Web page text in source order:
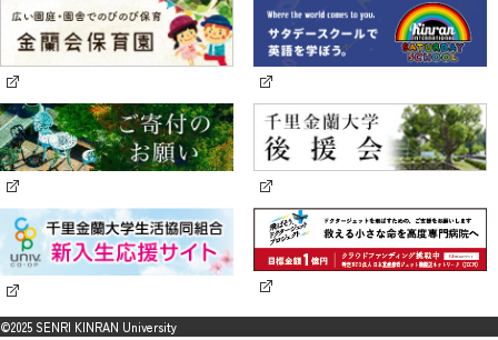
©2025 SENRI KINRAN University